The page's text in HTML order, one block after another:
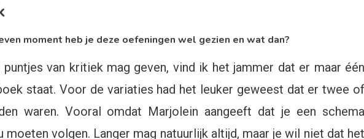
moment heb je deze oefeningen wel gezien en wat dan?
van kritiek mag geven, vind ik het jammer dat er maar één
staat. Voor de variaties had het leuker geweest dat er twee of
waren. Vooral omdat Marjolein aangeeft dat je een schema
moeten volgen. Langer mag natuurlijk altijd, maar je wil niet dat het